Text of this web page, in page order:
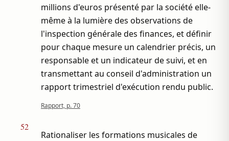
millions d'euros présenté par la société elle-
même à la lumière des observations de
l'inspection générale des finances, et définir
pour chaque mesure un calendrier précis, un
responsable et un indicateur de suivi, et en
transmettant au conseil d'administration un
rapport trimestriel d'exécution rendu public.
Rapport, p. 70
52
Rationaliser les formations musicales de